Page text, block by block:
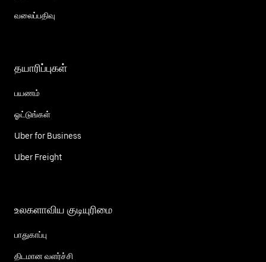
வலைப்பதிவு
தயாரிப்புகள்
பயணம்
ஓட்டுங்கள்
Uber for Business
Uber Freight
உலகளாவிய குடியுரிமை
பாதுகாப்பு
திடமான வளர்ச்சி